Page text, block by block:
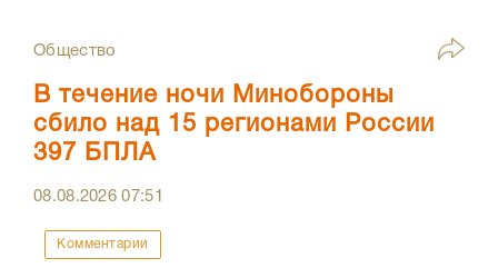
Общество
В течение ночи Минобороны
сбило над 15 регионами России
397 БПЛА
08.08.202607:51
Комментарии